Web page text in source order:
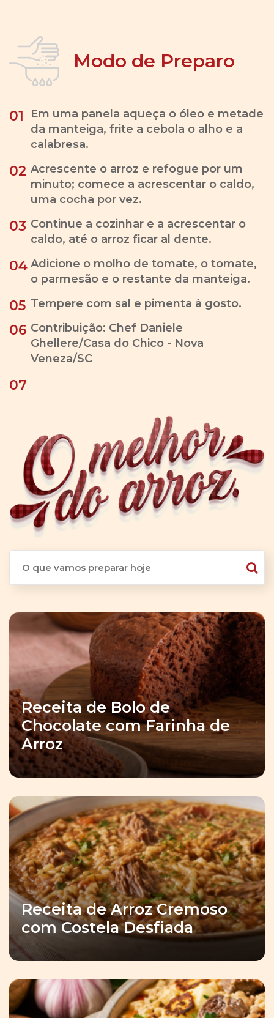
Modo de Preparo
01
Em uma panela aqueça o óleo e metade
da manteiga, frite a cebola o alho e a
calabresa.
02 Acrescente o arroz e refogue por um
minuto; comece a acrescentar o caldo,
uma cocha por vez.
03 Continue a cozinhar e a acrescentar o
caldo, até o arroz ficar al dente.
04 Adicione o molho de tomate, o tomate,
o parmesão e o restante da manteiga.
05 Tempere com sal e pimenta à gosto.
06 Contribuição: Chef Daniele
Ghellere/Casa do Chico - Nova
Veneza/SC
07
Receita de Bolo de
Chocolate com Farinha de
Arroz
Receita de Arroz Cremoso
com Costela Desfiada